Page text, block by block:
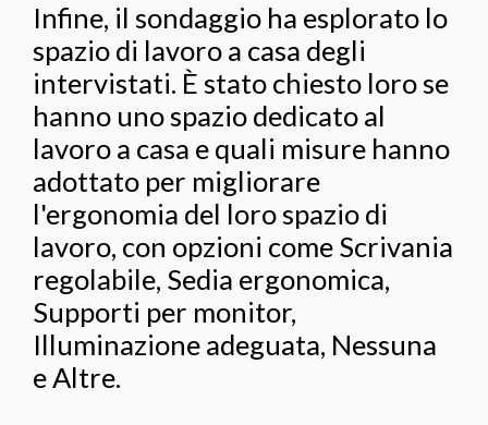
Infine, il sondaggio ha esplorato lo
spazio di lavoro a casa degli
intervistati. È stato chiesto loro se
hanno uno spazio dedicato al
lavoro a casa e quali misure hanno
adottato per migliorare
l'ergonomia del loro spazio di
lavoro, con opzioni come Scrivania
regolabile, Sedia ergonomica,
Supporti per monitor,
Illuminazione adeguata, Nessuna
e Altre.